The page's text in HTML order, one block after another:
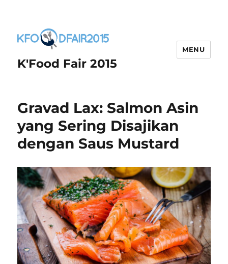
K'Food Fair 2015
MENU
Gravad Lax: Salmon Asin
yang Sering Disajikan
dengan Saus Mustard